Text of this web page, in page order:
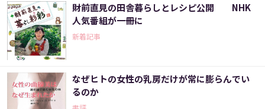
財前直見の田舎暮らしとレシピ公開 NHK
人気番組が一冊に
新着記事
なぜヒトの女性の乳房だけが常に膨らんでい
るのか